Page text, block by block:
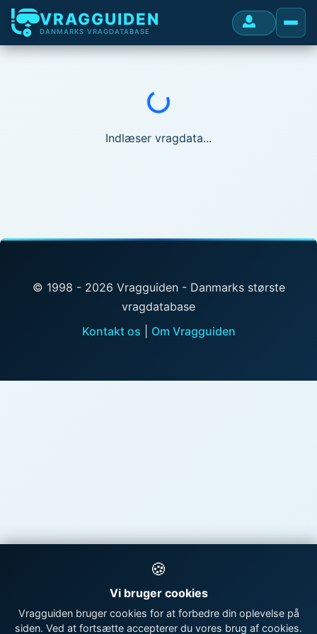
VRAGGUIDEN
DANMARKS VRAGDATABASE
Indlæser...
Indlæser vragdata...
© 1998 - 2026 Vragguiden - Danmarks største
vragdatabase
Kontakt os
Om Vragguiden
🍪
Vi bruger cookies
Vragguiden bruger cookies for at forbedre din oplevelse på
siden. Ved at fortsætte accepterer du vores brug af cookies.